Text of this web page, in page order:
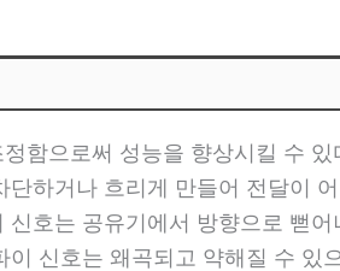
함으로써 성능을 향상시킬 수
하거나 흐리게 만들어 전달이
호는 공유기에서 방향으로 뻗
신호는 왜곡되고 약해질 수 있